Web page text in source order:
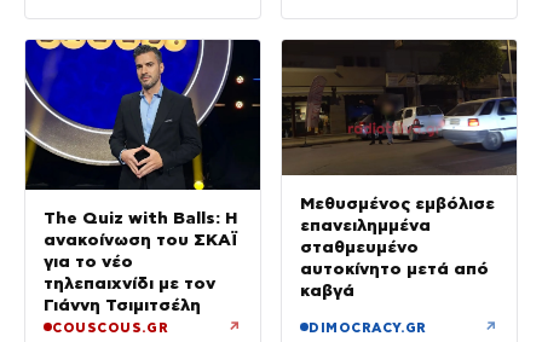
The Quiz with Balls: Η
ανακοίνωση του ΣΚΑΪ
για το νέο
τηλεπαιχνίδι με τον
Γιάννη Τσιμιτσέλη
COUSCOUS.GR ↗
Μεθυσμένος εμβόλισε
επανειλημμένα
σταθμευμένο
αυτοκίνητο μετά από
καβγά
DIMOCRACY.GR ↗